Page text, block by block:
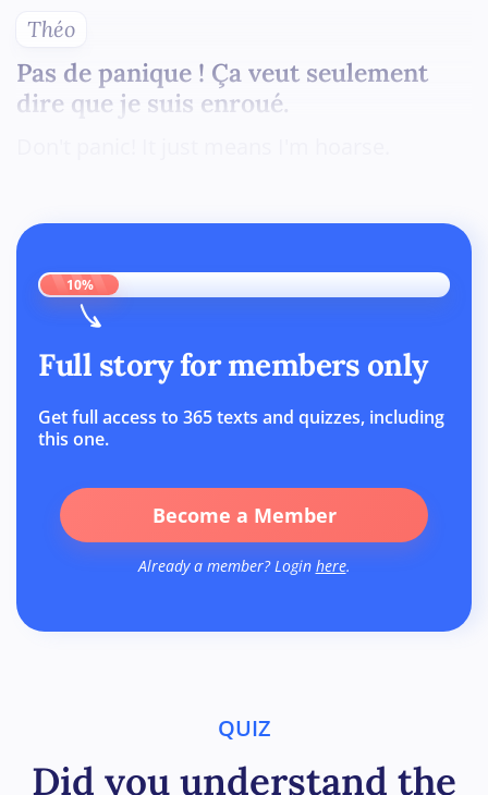
Théo
Pas de panique ! Ça veut seulement
dire que je suis enroué.
10%
Full story for members only
Get full access to 365 texts and quizzes, including
this one.
Become a Member
Already a member? Login here.
QUIZ
Did you understand the